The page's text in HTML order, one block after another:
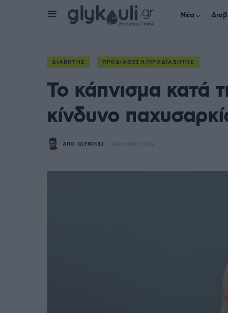
Νέα
ΔΙΑΒΉΤΗΣ ΠΡΟΔΙΆΘΕΣΗ/ΠΡΟΔΙΑΒΉΤΗΣ
Το κάπνισμα κατά
κίνδυνο
ΑΠΌ GLYKOULI 16 ΙΟΥΛΊΟΥ, 2014